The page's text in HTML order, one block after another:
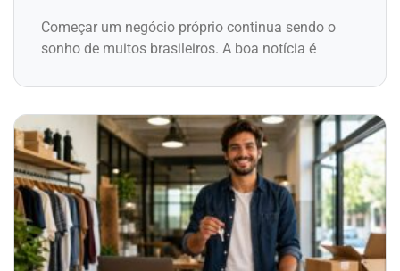
Começar um negócio próprio continua sendo o
sonho de muitos brasileiros. A boa notícia é